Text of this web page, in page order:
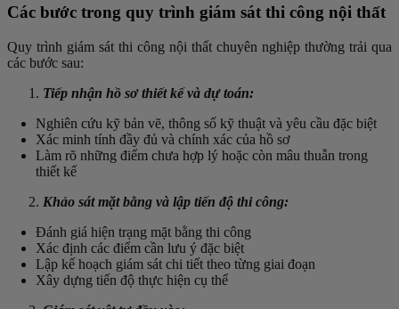
Các bước trong quy trình giám sát thi công nội thất
Quy trình giám sát thi công nội thất chuyên nghiệp thường trải qua
các bước sau:
Tiếp nhận hồ sơ thiết kế và dự toán:
Nghiên cứu kỹ bản vẽ, thông số kỹ thuật và yêu cầu đặc biệt
Xác minh tính đầy đủ và chính xác của hồ sơ
Làm rõ những điểm chưa hợp lý hoặc còn mâu thuẫn trong
thiết kế
Khảo sát mặt bằng và lập tiến độ thi công:
Đánh giá hiện trạng mặt bằng thi công
Xác định các điểm cần lưu ý đặc biệt
Lập kế hoạch giám sát chi tiết theo từng giai đoạn
Xây dựng tiến độ thực hiện cụ thể